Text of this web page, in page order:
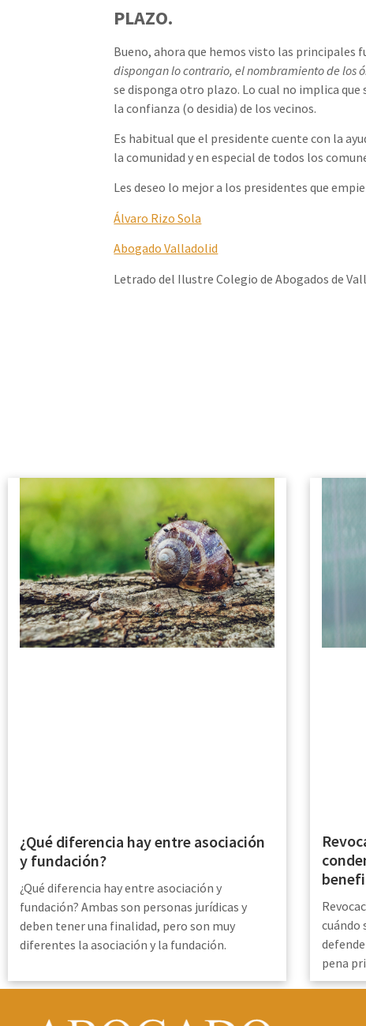
PLAZO.
Bueno, ahora que hemos visto las principales
dispongan lo contrario, el nombramiento de los
se disponga otro plazo. Lo cual no implica
la confianza (o desidia) de los vecinos.
Es habitual que el presidente cuente con la
la comunidad y en especial de todos los
Les deseo lo mejor a los presidentes que
Álvaro Rizo Sola
Abogado Valladolid
Letrado del Ilustre Colegio de Abogados de
¿Qué diferencia hay entre asociación
y fundación?
¿Qué diferencia hay entre asociación y
fundación? Ambas son personas jurídicas y
deben tener una finalidad, pero son muy
diferentes la asociación y la fundación.
cuándo
pena